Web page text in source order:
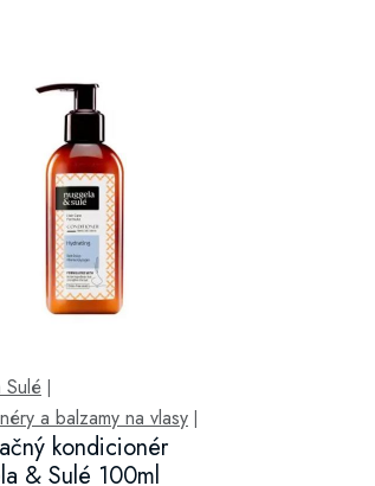
|
a balzamy na vlasy|
kondicionér
& Sulé 100ml